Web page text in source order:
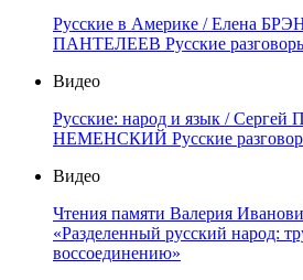
Русские в Америке / Елена
ПАНТЕЛЕЕВ Русские
Видео
Русские: народ и язык /
НЕМЕНСКИЙ Русские
Видео
Чтения памяти Валерия
«Разделенный русский народ:
воссоединению»